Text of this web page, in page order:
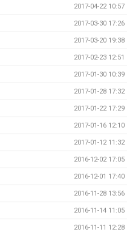
2017-04-22 10:57
2017-03-30 17:26
2017-03-20 19:38
2017-02-23 12:51
2017-01-30 10:39
2017-01-28 17:32
2017-01-22 17:29
2017-01-16 12:10
2017-01-12 11:32
2016-12-02 17:05
2016-12-01 17:40
2016-11-28 13:56
2016-11-14 11:05
2016-11-11 12:28